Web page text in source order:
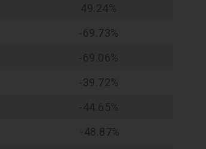
49.24%
-69.73%
-69.06%
-39.72%
-44.65%
-48.87%